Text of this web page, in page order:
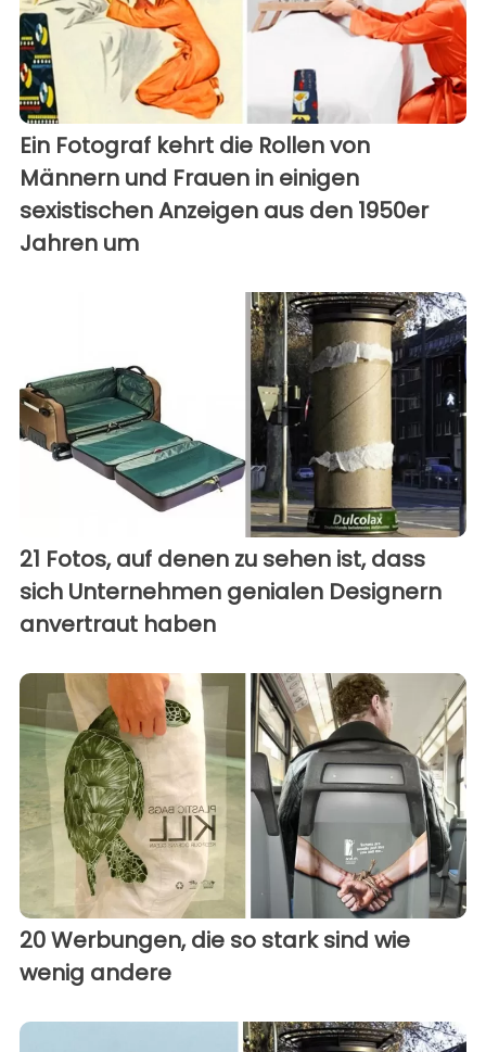
Ein Fotograf kehrt die Rollen von
Männern und Frauen in einigen
sexistischen Anzeigen aus den 1950er
Jahren um
21 Fotos, auf denen zu sehen ist, dass
sich Unternehmen genialen Designern
anvertraut haben
20 Werbungen, die so stark sind wie
wenig andere